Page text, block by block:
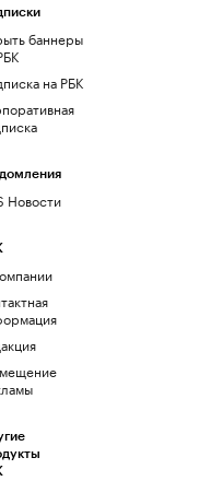
баннеры
на РБК
Новости